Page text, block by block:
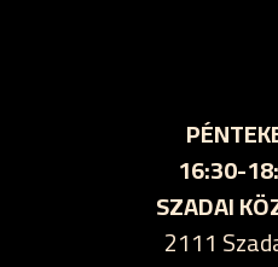
16:30-
SZADAI
2111